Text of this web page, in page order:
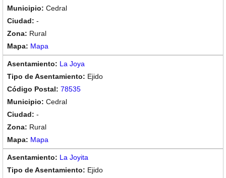
Cedral
-
Rural
Mapa
La Joya
Ejido
78535
Cedral
-
Rural
Mapa
La Joyita
Ejido